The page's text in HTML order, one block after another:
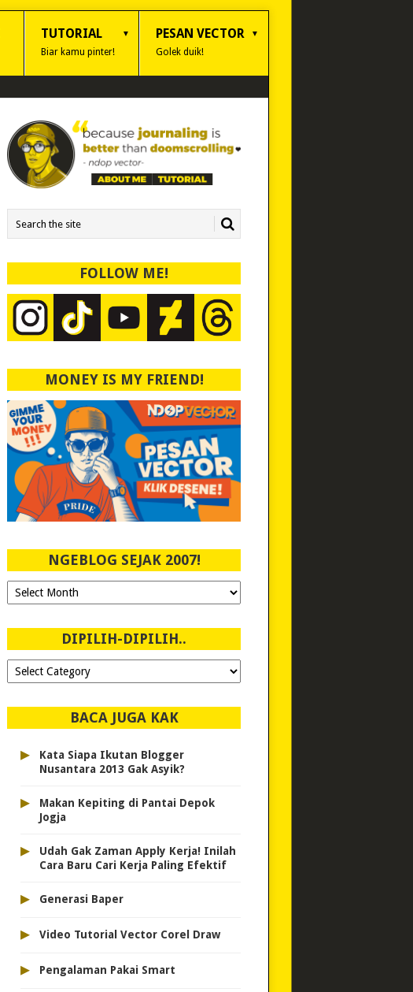
TUTORIAL
Biar kamu pinter!
PESAN VECTOR
Golek duik!
FOLLOW ME!
MONEY IS MY FRIEND!
NGEBLOG SEJAK 2007!
Ngeblog
Sejak
DIPILIH-DIPILIH..
Dipilih-
dipilih..
BACA JUGA KAK
▸
Kata Siapa Ikutan Blogger
Nusantara 2013 Gak Asyik?
▸
Makan Kepiting di Pantai Depok
Jogja
▸
Udah Gak Zaman Apply Kerja! Inilah
Cara Baru Cari Kerja Paling Efektif
▸ Generasi Baper
▸ Video Tutorial Vector Corel Draw
▸ Pengalaman Pakai Smart